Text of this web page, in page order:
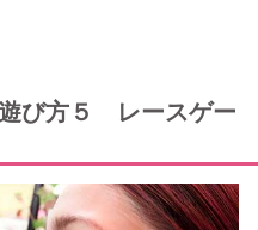
び方５ レースゲー